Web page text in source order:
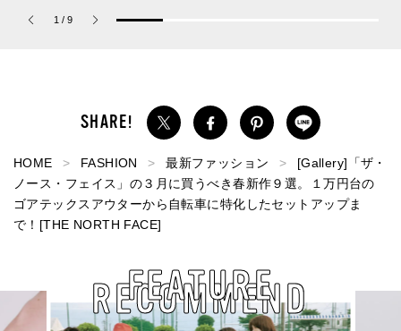
パルファム」
1 / 9
HOME FASHION 最新ファッション
[Gallery]「ザ・
ノース・フェイス」の３月に買うべき春新作９選。１万円台の
ゴアテックスアウターから自転車に特化したセットアップま
で！[THE NORTH FACE]
RECOMMEND
FEATURE